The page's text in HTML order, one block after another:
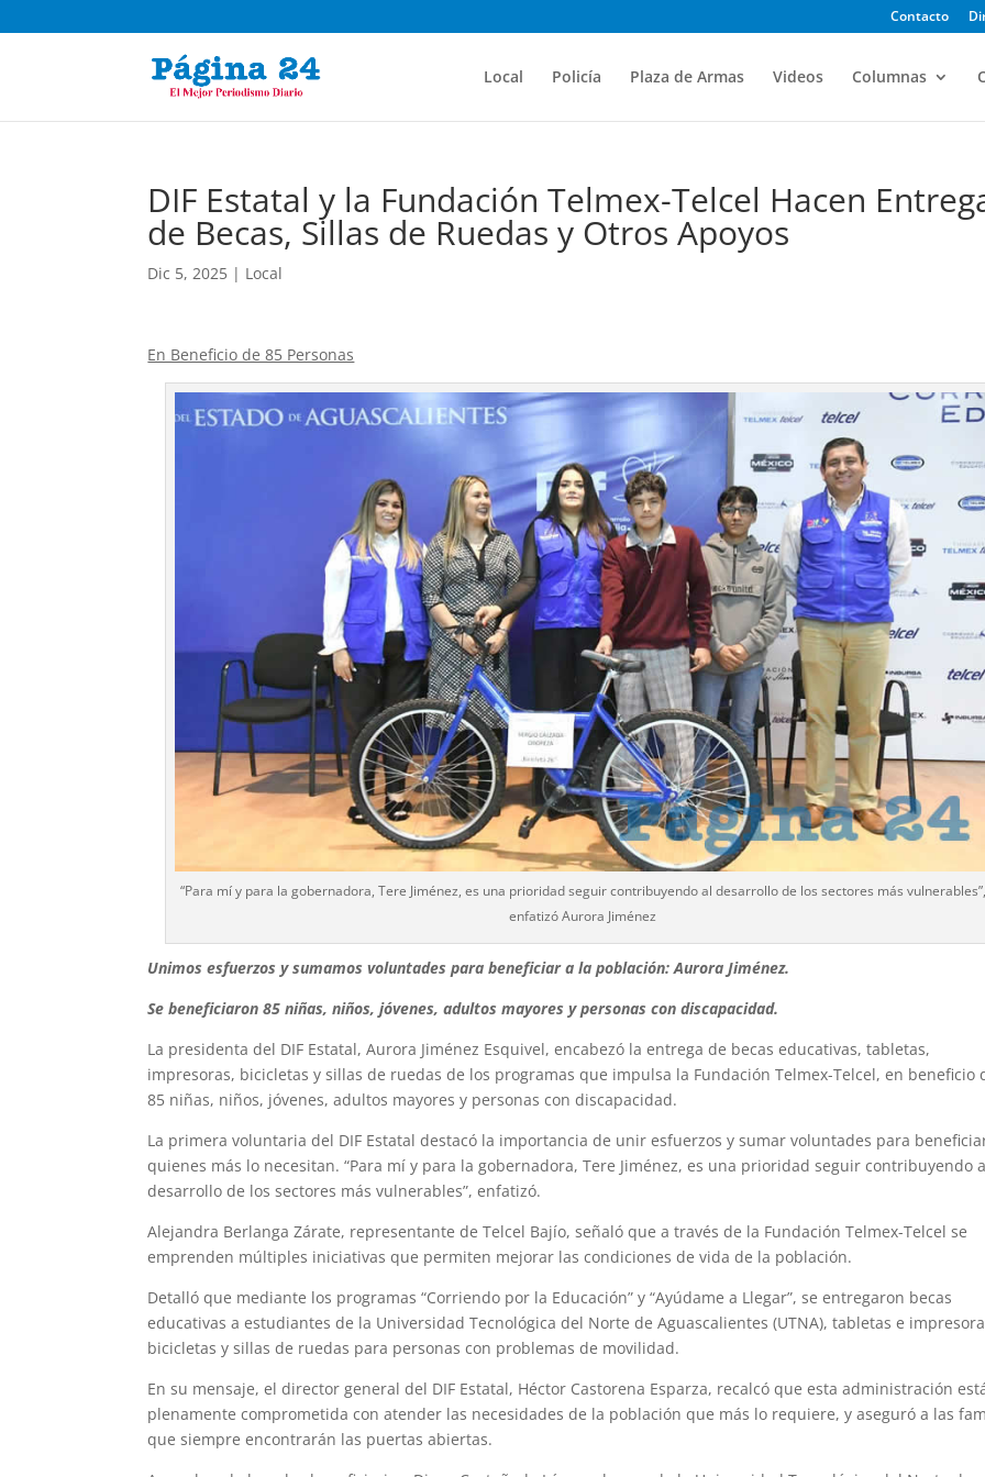
Contacto
Local Policía Plaza de Armas Videos Columnas
DIF Estatal y la Fundación Telmex-Telcel Hacen
de Becas, Sillas de Ruedas y Otros Apoyos
Dic 5, 2025 | Local
En Beneficio de 85 Personas
“Para mí y para la gobernadora, Tere Jiménez, es una prioridad seguir contribuyendo al desarrollo de los sectores más vulnerables”,
enfatizó Aurora Jiménez
Unimos esfuerzos y sumamos voluntades para beneficiar a la población: Aurora Jiménez.
Se beneficiaron 85 niñas, niños, jóvenes, adultos mayores y personas con discapacidad.
La presidenta del DIF Estatal, Aurora Jiménez Esquivel, encabezó la entrega de becas educativas, tabletas,
impresoras, bicicletas y sillas de ruedas de los programas que impulsa la Fundación Telmex-Telcel, en beneficio
85 niñas, niños, jóvenes, adultos mayores y personas con discapacidad.
La primera voluntaria del DIF Estatal destacó la importancia de unir esfuerzos y sumar voluntades para
quienes más lo necesitan. “Para mí y para la gobernadora, Tere Jiménez, es una prioridad seguir contribuyendo
desarrollo de los sectores más vulnerables”, enfatizó.
Alejandra Berlanga Zárate, representante de Telcel Bajío, señaló que a través de la Fundación Telmex-Telcel se
emprenden múltiples iniciativas que permiten mejorar las condiciones de vida de la población.
Detalló que mediante los programas “Corriendo por la Educación” y “Ayúdame a Llegar”, se entregaron becas
educativas a estudiantes de la Universidad Tecnológica del Norte de Aguascalientes (UTNA), tabletas e
bicicletas y sillas de ruedas para personas con problemas de movilidad.
En su mensaje, el director general del DIF Estatal, Héctor Castorena Esparza, recalcó que esta administración
plenamente comprometida con atender las necesidades de la población que más lo requiere, y aseguró a las
que siempre encontrarán las puertas abiertas.